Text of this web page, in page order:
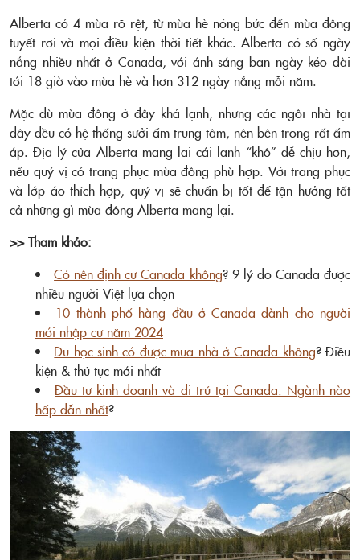
Alberta có 4 mùa rõ rệt, từ mùa hè nóng bức đến mùa đông
tuyết rơi và mọi điều kiện thời tiết khác. Alberta có số ngày
nắng nhiều nhất ở Canada, với ánh sáng ban ngày kéo dài
tới 18 giờ vào mùa hè và hơn 312 ngày nắng mỗi năm.
Mặc dù mùa đông ở đây khá lạnh, nhưng các ngôi nhà tại
đây đều có hệ thống sưởi ấm trung tâm, nên bên trong rất ấm
áp. Địa lý của Alberta mang lại cái lạnh “khô” dễ chịu hơn,
nếu quý vị có trang phục mùa đông phù hợp. Với trang phục
và lớp áo thích hợp, quý vị sẽ chuẩn bị tốt để tận hưởng tất
cả những gì mùa đông Alberta mang lại.
>> Tham khảo:
Có nên định cư Canada không? 9 lý do Canada được
nhiều người Việt lựa chọn
10 thành phố hàng đầu ở Canada dành cho người
mới nhập cư năm 2024
Du học sinh có được mua nhà ở Canada không? Điều
kiện & thủ tục mới nhất
Đầu tư kinh doanh và di trú tại Canada: Ngành nào
hấp dẫn nhất?